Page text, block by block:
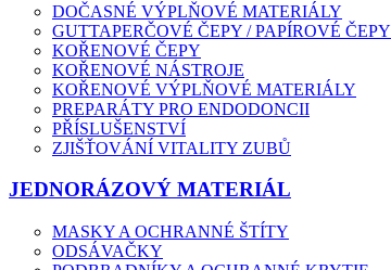
DOČASNÉ VÝPLŇOVÉ MATERIÁLY
GUTTAPERČOVÉ ČEPY / PAPÍROVÉ ČEPY
KOŘENOVÉ ČEPY
KOŘENOVÉ NÁSTROJE
KOŘENOVÉ VÝPLŇOVÉ MATERIÁLY
PREPARÁTY PRO ENDODONCII
PŘÍSLUŠENSTVÍ
ZJIŠŤOVÁNÍ VITALITY ZUBŮ
JEDNORÁZOVÝ MATERIÁL
MASKY A OCHRANNÉ ŠTÍTY
ODSÁVAČKY